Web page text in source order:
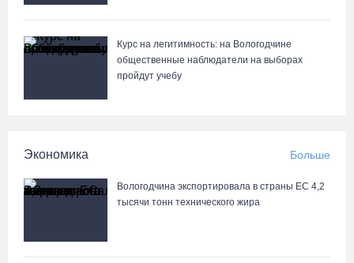
Курс на легитимность: на Вологодчине
общественные наблюдатели на выборах
пройдут учебу
Экономика Больше
Вологодчина экспортировала в страны ЕС 4,2
тысячи тонн технического жира